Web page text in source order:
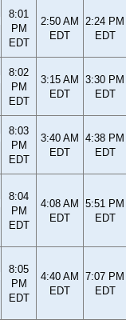
8:01
PM
EDT
2:50 AM
EDT
2:24 PM
EDT
8:02
PM
EDT
3:15 AM
EDT
3:30 PM
EDT
8:03
PM
EDT
3:40 AM
EDT
4:38 PM
EDT
8:04
PM
EDT
4:08 AM
EDT
5:51 PM
EDT
8:05
PM
EDT
4:40 AM
EDT
7:07 PM
EDT